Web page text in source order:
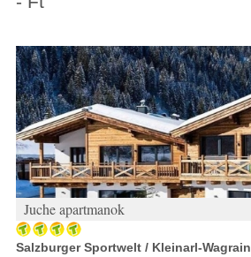
Juche apartmanok
Salzburger Sportwelt / Kleinarl-Wagrain